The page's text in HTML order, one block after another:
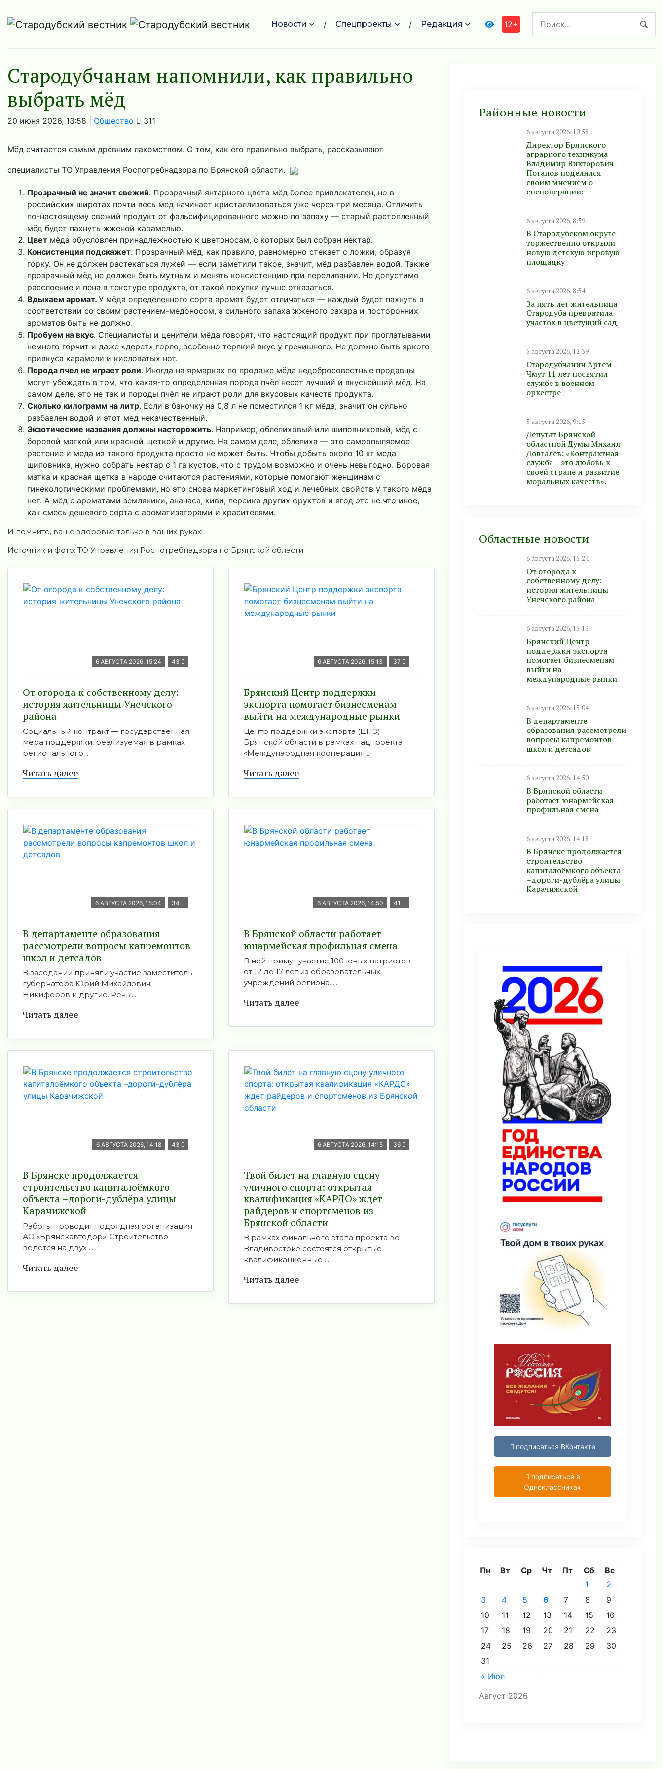
Новости Спецпроекты Редакция 12+
Стародубчанам напомнили, как правильно
выбрать мёд
20 июня 2026, 13:58 | Общество 311
Мёд считается самым древним лакомством. О том, как его правильно выбрать, рассказывают
специалисты ТО Управления Роспотребнадзора по Брянской области.
Прозрачный не значит свежий. Прозрачный янтарного цвета мёд более привлекателен, но в
российских широтах почти весь мед начинает кристаллизоваться уже через три месяца. Отличить
по-настоящему свежий продукт от фальсифицированного можно по запаху — старый растопленный
мёд будет пахнуть жженой карамелью.
Цвет мёда обусловлен принадлежностью к цветоносам, с которых был собран нектар.
Консистенция подскажет. Прозрачный мёд, как правило, равномерно стекает с ложки, образуя
горку. Он не должен растекаться лужей — если заметили такое, значит, мёд разбавлен водой. Также
прозрачный мёд не должен быть мутным и менять консистенцию при переливании. Не допустимо
расслоение и пена в текстуре продукта, от такой покупки лучше отказаться.
Вдыхаем аромат. У мёда определенного сорта аромат будет отличаться — каждый будет пахнуть в
соответствии со своим растением-медоносом, а сильного запаха жженого сахара и посторонних
ароматов быть не должно.
Пробуем на вкус. Специалисты и ценители мёда говорят, что настоящий продукт при проглатывании
немного горчит и даже «дерет» горло, особенно терпкий вкус у гречишного. Не должно быть яркого
привкуса карамели и кисловатых нот.
Порода пчел не играет роли. Иногда на ярмарках по продаже мёда недобросовестные продавцы
могут убеждать в том, что какая-то определенная порода пчёл несет лучший и вкуснейший мёд. На
самом деле, это не так и породы пчёл не играют роли для вкусовых качеств продукта.
Сколько килограмм на литр. Если в баночку на 0,8 л не поместился 1 кг мёда, значит он сильно
разбавлен водой и этот мед некачественный.
Экзотические названия должны насторожить. Например, облепиховый или шиповниковый, мёд с
боровой маткой или красной щеткой и другие. На самом деле, облепиха — это самоопыляемое
растение и меда из такого продукта просто не может быть. Чтобы добыть около 10 кг меда
шиповника, нужно собрать нектар с 1 га кустов, что с трудом возможно и очень невыгодно. Боровая
матка и красная щетка в народе считаются растениями, которые помогают женщинам с
гинекологическими проблемами, но это снова маркетинговый ход и лечебных свойств у такого мёда
нет. А мёд с ароматами земляники, ананаса, киви, персика других фруктов и ягод это не что иное,
как смесь дешевого сорта с ароматизаторами и красителями.
И помните, ваше здоровье только в ваших руках!
Источник и фото: ТО Управления Роспотребнадзора по Брянской области
6 АВГУСТА 2026, 15:24 43
От огорода к собственному делу:
история жительницы Унечского
района
Социальный контракт — государственная
мера поддержки, реализуемая в рамках
регионального ...
Читать далее
6 АВГУСТА 2026, 15:13 37
Брянский Центр поддержки
экспорта помогает бизнесменам
выйти на международные рынки
Центр поддержки экспорта (ЦПЭ)
Брянской области в рамках нацпроекта
«Международная кооперация ...
Читать далее
6 АВГУСТА 2026, 15:04 34
В департаменте образования
рассмотрели вопросы капремонтов
школ и детсадов
В заседании приняли участие заместитель
губернатора Юрий Михайлович
Никифоров и другие. Речь ...
Читать далее
6 АВГУСТА 2026, 14:50 41
В Брянской области работает
юнармейская профильная смена
В ней примут участие 100 юных патриотов
от 12 до 17 лет из образовательных
учреждений региона. ...
Читать далее
6 АВГУСТА 2026, 14:18 43
В Брянске продолжается
строительство капиталоёмкого
объекта –дороги-дублёра улицы
Карачижской
Работы проводит подрядная организация
АО «Брянскавтодор». Строительство
ведётся на двух ...
Читать далее
6 АВГУСТА 2026, 14:15 36
Твой билет на главную сцену
уличного спорта: открытая
квалификация «КАРДО» ждет
райдеров и спортсменов из
Брянской области
В рамках финального этапа проекта во
Владивостоке состоятся открытые
квалификационные ...
Читать далее
Районные новости
6 августа 2026, 10:58
Директор Брянского
аграрного техникума
Владимир Викторович
Потапов поделился
своим мнением о
спецоперации:
6 августа 2026, 8:59
В Стародубском округе
торжественно открыли
новую детскую игровую
площадку
6 августа 2026, 8:54
За пять лет жительница
Стародуба превратила
участок в цветущий сад
5 августа 2026, 12:39
Стародубчанин Артем
Чмут 11 лет посвятил
службе в военном
оркестре
5 августа 2026, 9:15
Депутат Брянской
областной Думы Михаил
Довгалёв: «Контрактная
служба – это любовь к
своей стране и развитие
моральных качеств».
Областные новости
6 августа 2026, 15:24
От огорода к
собственному делу:
история жительницы
Унечского района
6 августа 2026, 15:13
Брянский Центр
поддержки экспорта
помогает бизнесменам
выйти на
международные рынки
6 августа 2026, 15:04
В департаменте
образования рассмотрели
вопросы капремонтов
школ и детсадов
6 августа 2026, 14:50
В Брянской области
работает юнармейская
профильная смена
6 августа 2026, 14:18
В Брянске продолжается
строительство
капиталоёмкого объекта
–дороги-дублёра улицы
Карачижской
подписаться ВКонтакте
подписаться в
Одноклассниках
Август 2026
Пн Вт Ср Чт Пт Сб Вс
« Июл
1
2
3
4 5 6 7 8
9
10
11 12 13 14 15
16
17
18 19 20 21 22
23
24
25 26 27 28 29
30
31